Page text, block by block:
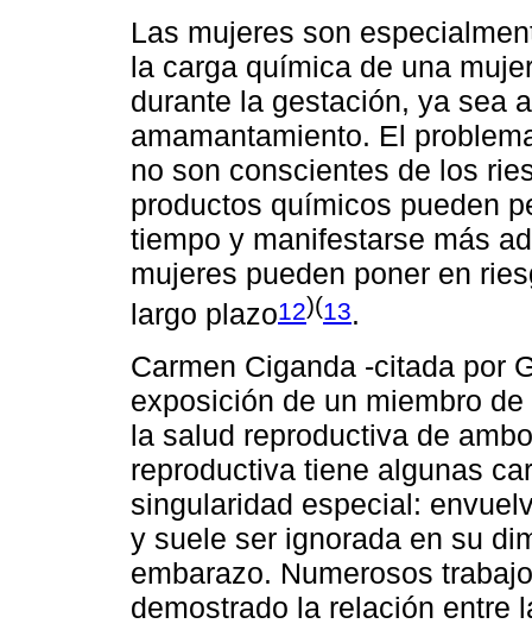
Las mujeres son
la carga química de una
durante la gestación, ya sea
amamantamiento. El
no son conscientes de los
productos químicos pueden
tiempo y manifestarse más
mujeres pueden poner en
largo plazo12)(13.
Carmen Ciganda -citada por
exposición de un miembro
la salud reproductiva de
reproductiva tiene algunas
singularidad especial:
y suele ser ignorada en su
embarazo. Numerosos
demostrado la relación entre